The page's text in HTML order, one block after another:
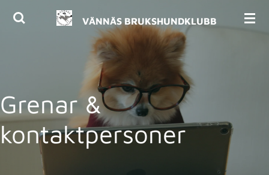
Hoppa
VÄNNÄS BRUKSHUNDKLUBB
Grenar &
kontaktpersoner